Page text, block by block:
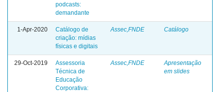
podcasts:
demandante
1-Apr-2020
Catálogo de
criação: mídias
físicas e digitais
Assec,FNDE Catálogo
29-Oct-2019
Assessoria
Técnica de
Educação
Corporativa:
Assec,FNDE
Apresentação
em slides